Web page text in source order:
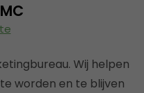
Wij helpen
worden en te blijven